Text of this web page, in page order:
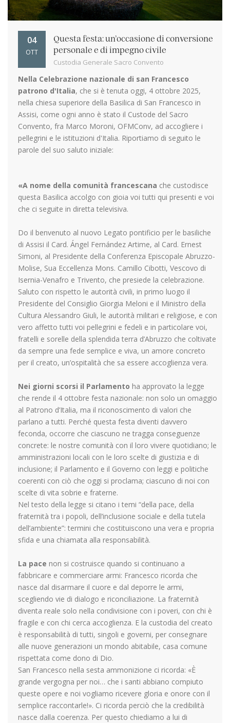
04
OTT
Questa festa: un’occasione di conversione
personale e di impegno civile
Custodia Generale Sacro Convento
Nella Celebrazione nazionale di san Francesco
patrono d'Italia, che si è tenuta oggi, 4 ottobre 2025,
nella chiesa superiore della Basilica di San Francesco in
Assisi, come ogni anno è stato il Custode del Sacro
Convento, fra Marco Moroni, OFMConv, ad accogliere i
pellegrini e le istituzioni d'Italia. Riportiamo di seguito le
parole del suo saluto iniziale:
«A nome della comunità francescana che custodisce
questa Basilica accolgo con gioia voi tutti qui presenti e voi
che ci seguite in diretta televisiva.
Do il benvenuto al nuovo Legato pontificio per le basiliche
di Assisi il Card. Ángel Fernández Artime, al Card. Ernest
Simoni, al Presidente della Conferenza Episcopale Abruzzo-
Molise, Sua Eccellenza Mons. Camillo Cibotti, Vescovo di
Isernia-Venafro e Trivento, che presiede la celebrazione.
Saluto con rispetto le autorità civili, in primo luogo il
Presidente del Consiglio Giorgia Meloni e il Ministro della
Cultura Alessandro Giuli, le autorità militari e religiose, e con
vero affetto tutti voi pellegrini e fedeli e in particolare voi,
fratelli e sorelle della splendida terra d’Abruzzo che coltivate
da sempre una fede semplice e viva, un amore concreto
per il creato, un’ospitalità che sa essere accoglienza vera.
Nei giorni scorsi il Parlamento ha approvato la legge
che rende il 4 ottobre festa nazionale: non solo un omaggio
al Patrono d’Italia, ma il riconoscimento di valori che
parlano a tutti. Perché questa festa diventi davvero
feconda, occorre che ciascuno ne tragga conseguenze
concrete: le nostre comunità con il loro vivere quotidiano; le
amministrazioni locali con le loro scelte di giustizia e di
inclusione; il Parlamento e il Governo con leggi e politiche
coerenti con ciò che oggi si proclama; ciascuno di noi con
scelte di vita sobrie e fraterne.
Nel testo della legge si citano i temi “della pace, della
fraternità tra i popoli, dell’inclusione sociale e della tutela
dell’ambiente”: termini che costituiscono una vera e propria
sfida e una chiamata alla responsabilità.
La pace non si costruisce quando si continuano a
fabbricare e commerciare armi: Francesco ricorda che
nasce dal disarmare il cuore e dal deporre le armi,
scegliendo vie di dialogo e riconciliazione. La fraternità
diventa reale solo nella condivisione con i poveri, con chi è
fragile e con chi cerca accoglienza. E la custodia del creato
è responsabilità di tutti, singoli e governi, per consegnare
alle nuove generazioni un mondo abitabile, casa comune
rispettata come dono di Dio.
San Francesco nella sesta ammonizione ci ricorda: «È
grande vergogna per noi… che i santi abbiano compiuto
queste opere e noi vogliamo ricevere gloria e onore con il
semplice raccontarle!». Ci ricorda perciò che la credibilità
nasce dalla coerenza. Per questo chiediamo a lui di